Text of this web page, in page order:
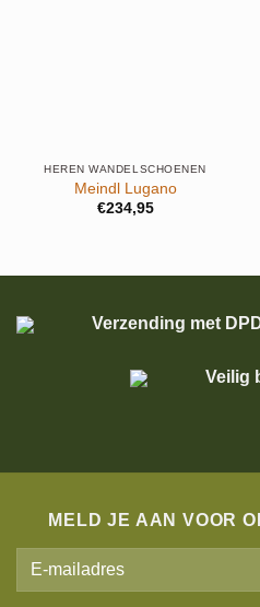
HEREN WANDELSCHOENEN
Meindl Lugano
€234,95
Verzending met
Veilig
MELD JE AAN VOOR